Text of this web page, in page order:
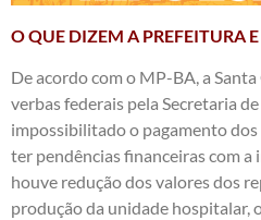
O QUE DIZEM A PREFEITURA
De acordo com o MP-BA, a
verbas federais pela Secretaria
impossibilitado o pagamento dos
ter pendências financeiras com
houve redução dos valores dos
produção da unidade hospitalar,